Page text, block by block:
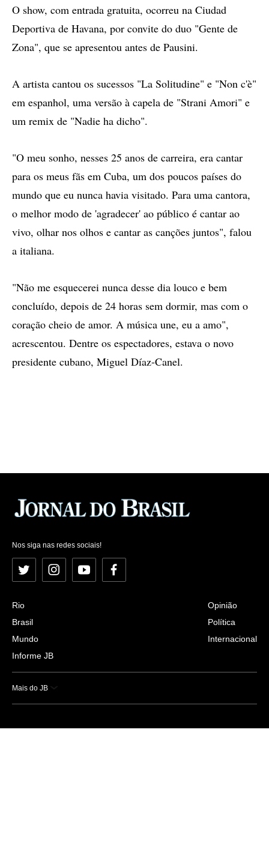
O show, com entrada gratuita, ocorreu na Ciudad
Deportiva de Havana, por convite do duo "Gente de
Zona", que se apresentou antes de Pausini.
A artista cantou os sucessos "La Solitudine" e "Non c'è"
em espanhol, uma versão à capela de "Strani Amori" e
um remix de "Nadie ha dicho".
"O meu sonho, nesses 25 anos de carreira, era cantar
para os meus fãs em Cuba, um dos poucos países do
mundo que eu nunca havia visitado. Para uma cantora,
o melhor modo de 'agradecer' ao público é cantar ao
vivo, olhar nos olhos e cantar as canções juntos", falou
a italiana.
"Não me esquecerei nunca desse dia louco e bem
concluído, depois de 24 horas sem dormir, mas com o
coração cheio de amor. A música une, eu a amo",
acrescentou. Dentre os espectadores, estava o novo
presidente cubano, Miguel Díaz-Canel.
Nos siga nas redes sociais!
Twitter InstagramYouTubeFacebook
Rio
Brasil
Mundo
Informe JB
Opinião
Política
Internacional
Mais do JB
Esportes